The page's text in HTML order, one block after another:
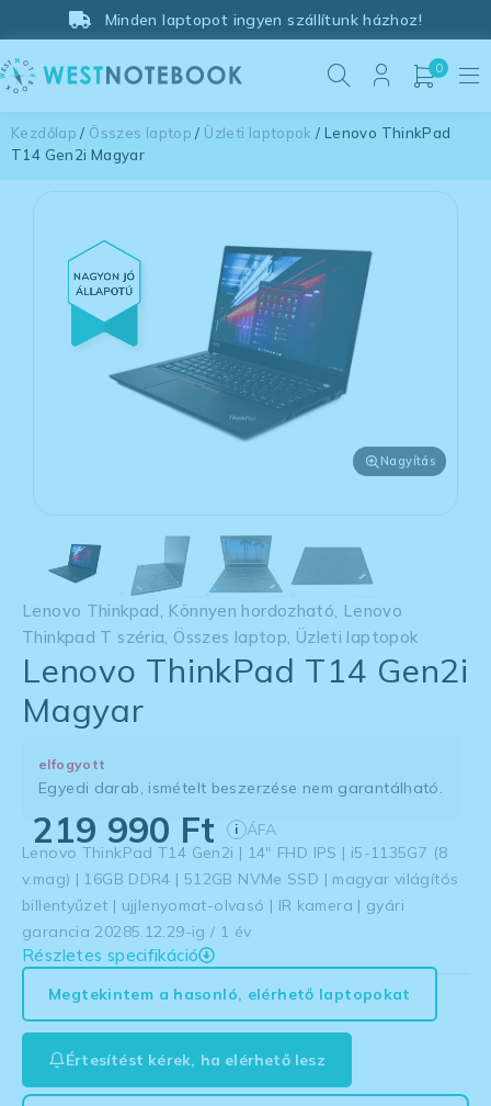
Minden laptopot ingyen szállítunk házhoz!
0
Kezdőlap / Összes laptop / Üzleti laptopok / Lenovo ThinkPad
T14 Gen2i Magyar
Nagyítás
Lenovo Thinkpad, Könnyen hordozható, Lenovo
Thinkpad T széria, Összes laptop, Üzleti laptopok
Lenovo ThinkPad T14 Gen2i
Magyar
elfogyott
Egyedi darab, ismételt beszerzése nem garantálható.
219 990 Ft i ÁFA
Lenovo ThinkPad T14 Gen2i | 14″ FHD IPS | i5-1135G7 (8
v.mag) | 16GB DDR4 | 512GB NVMe SSD | magyar világítós
billentyűzet | ujjlenyomat-olvasó | IR kamera | gyári
garancia 20285.12.29-ig / 1 év
Részletes specifikáció
Megtekintem a hasonló, elérhető laptopokat
Értesítést kérek, ha elérhető lesz